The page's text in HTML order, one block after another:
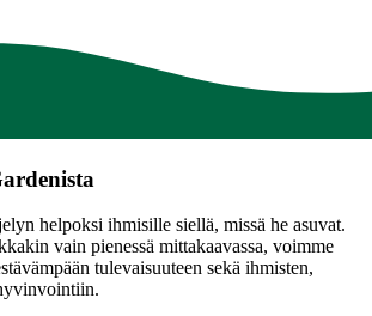
helpoksi ihmisille siellä, missä he asuvat.
vain pienessä mittakaavassa, voimme
tulevaisuuteen sekä ihmisten,